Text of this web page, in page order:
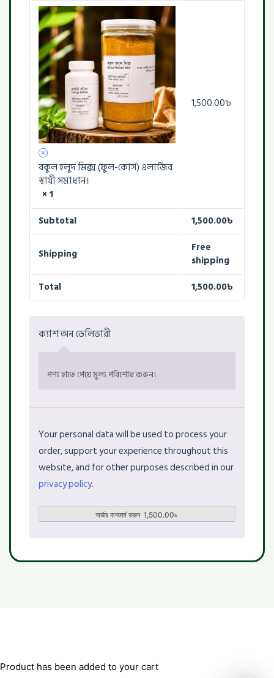
বকুল হলুদ মিক্স (ফুল-কোর্স) এলার্জির
স্থায়ী সমাধান।
× 1
1,500.00৳
Subtotal 1,500.00৳
Shipping
Free
shipping
Total
1,500.00৳
ক্যাশ অন ডেলিভারী
পণ্য হাতে পেয়ে মূল্য পরিশোধ করুন।
Your personal data will be used to process your
order, support your experience throughout this
website, and for other purposes described in our
privacy policy.
অর্ডার কনফার্ম করুন 1,500.00৳
Product has been added to your cart